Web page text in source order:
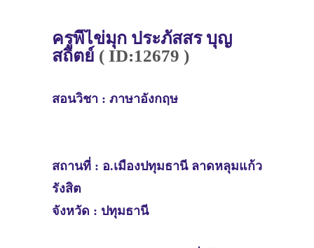
ครูพี่ไข่มุก ประภัสสร บุญ
สถิตย์ ( ID:12679 )
สอนวิชา : ภาษาอังกฤษ
สถานที่ : อ.เมืองปทุมธานี ลาดหลุมแก้ว
รังสิต
จังหวัด : ปทุมธานี